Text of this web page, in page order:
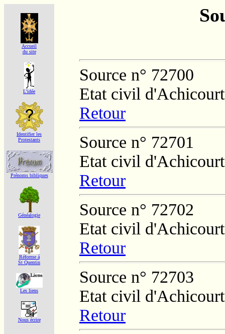
Accueil
du site
L'idée
Identifier les
Protestants
Prénoms bibliques
Généalogie
Réforme á
St Quentin
Les liens
Nous écrire
Source n° 72700
Etat civil d'Achicourt
Retour
Source n° 72701
Etat civil d'Achicourt
Retour
Source n° 72702
Etat civil d'Achicourt
Retour
Source n° 72703
Etat civil d'Achicourt
Retour